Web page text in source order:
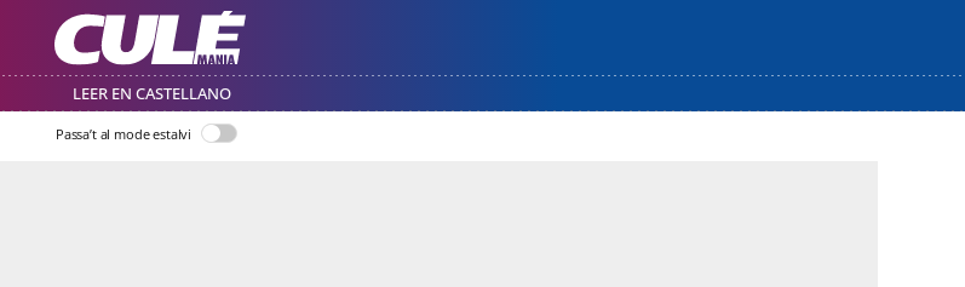
LEER EN CASTELLANO
Passa’t al mode estalvi